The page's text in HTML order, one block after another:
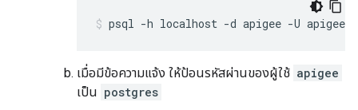
psql -h localhost -d apigee -U apigee
เมื่อมีข้อความแจ้ง ให้ป้อนรหัสผ่านของผู้ใช้ apigee
เป็น postgres